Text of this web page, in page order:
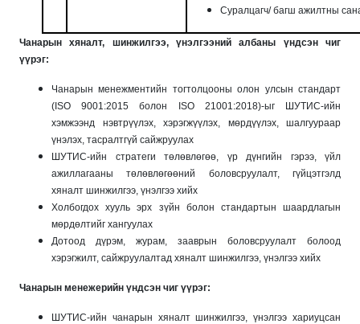
Суралцагч/ багш ажилтны
Чанарын хяналт, шинжилгээ, үнэлгээний албаны үндсэн чиг
үүрэг:
Чанарын менежментийн тогтолцооны олон улсын стандарт
(ISO 9001:2015 болон ISO 21001:2018)-ыг ШУТИС-ийн
хэмжээнд нэвтрүүлэх, хэрэгжүүлэх, мөрдүүлэх, шалгуураар
үнэлэх, тасралтгүй сайжруулах
ШУТИС-ийн стратеги төлөвлөгөө, үр дүнгийн гэрээ, үйл
ажиллагааны төлөвлөгөөний боловсруулалт, гүйцэтгэлд
хяналт шинжилгээ, үнэлгээ хийх
Холбогдох хууль эрх зүйн болон стандартын шаардлагын
мөрдөлтийг хангуулах
Дотоод дүрэм, журам, зааврын боловсруулалт болоод
хэрэгжилт, сайжруулалтад хяналт шинжилгээ, үнэлгээ хийх
Чанарын менежерийн үндсэн чиг үүрэг:
ШУТИС-ийн чанарын хяналт шинжилгээ, үнэлгээ хариуцсан